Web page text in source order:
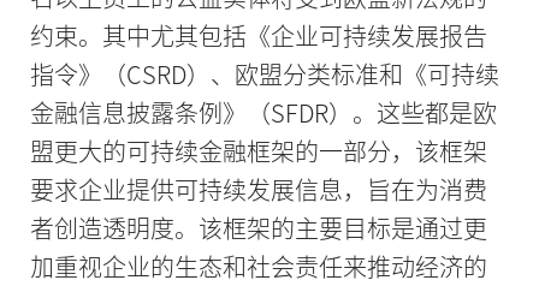
约束。其中尤其包括《企业可持续发展报告
指令》（CSRD）、欧盟分类标准和《可持续
金融信息披露条例》（SFDR）。这些都是欧
盟更大的可持续金融框架的一部分，该框架
要求企业提供可持续发展信息，旨在为消费
者创造透明度。该框架的主要目标是通过更
加重视企业的生态和社会责任来推动经济的